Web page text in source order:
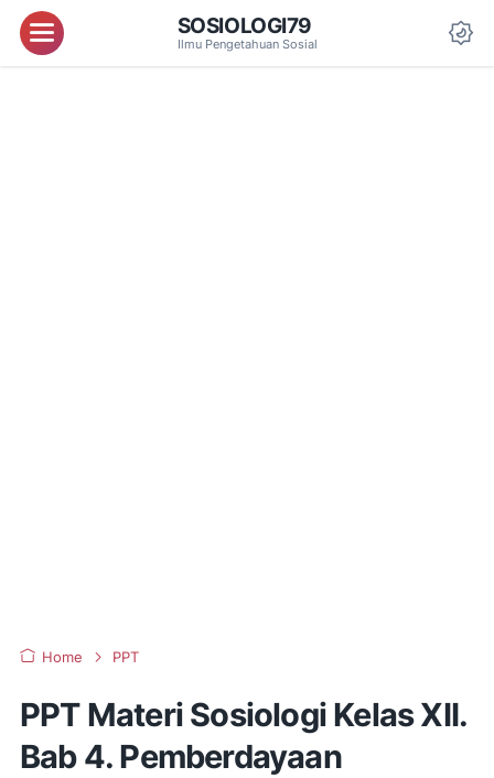
Menu SOSIOLOGI79
Ilmu Pengetahuan Sosial
Home PPT
PPT Materi Sosiologi Kelas XII.
Bab 4. Pemberdayaan